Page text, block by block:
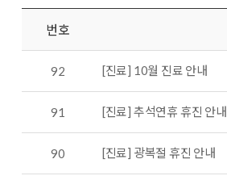
번호
92 [진료] 10월 진료 안내
91 [진료] 추석연휴 휴진 안내
90 [진료] 광복절 휴진 안내